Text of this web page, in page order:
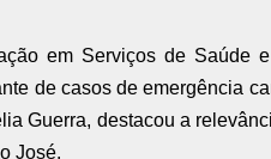
em Serviços de Saúde
de casos de emergência
Guerra, destacou a
José.